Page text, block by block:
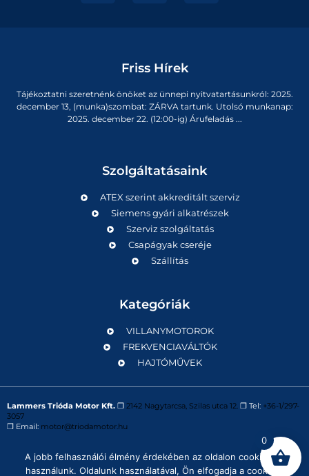
Friss Hírek
Tájékoztatni szeretnénk önöket az ünnepi nyitvatartásunkról: 2025.
december 13, (munka)szombat: ZÁRVA tartunk. Utolsó munkanap:
2025. december 22. (12:00-ig) Árufeladás ...
Szolgáltatásaink
ATEX szerint akkreditált szerviz
Siemens gyári alkatrészek
Szerviz szolgáltatás
Csapágyak cseréje
Szállítás
Kategóriák
VILLANYMOTOROK
FREKVENCIAVÁLTÓK
HAJTÓMŰVEK
Lammers Trióda Motor Kft. ❒ 2142 Nagytarcsa, Szilas utca 12. ❒ Tel: +36-1/297-
3057
❒ Email: motor@triodamotor.hu
Powered byDigit-Now Kft.
0
A jobb felhasználói élmény érdekében az oldalon cookie-kat
használunk. Oldalunk használatával, Ön elfogadja a cookie-k